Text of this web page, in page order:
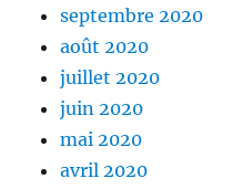
septembre 2020
août 2020
juillet 2020
juin 2020
mai 2020
avril 2020